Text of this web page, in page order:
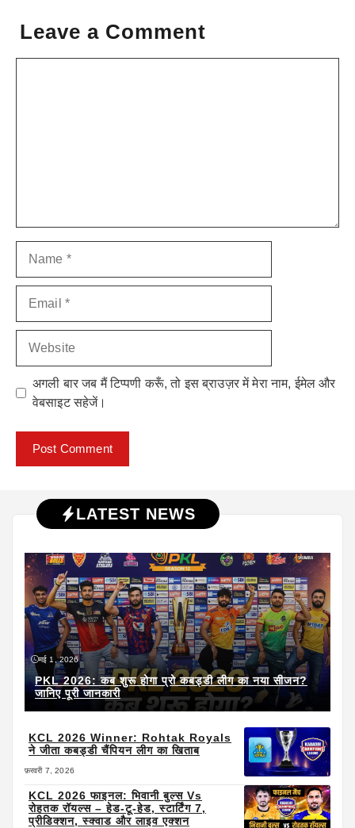
Leave a Comment
अगली बार जब मैं टिप्पणी करूँ, तो इस ब्राउज़र में मेरा नाम, ईमेल और
वेबसाइट सहेजें।
LATEST NEWS
मई 1, 2026
PKL 2026: कब शुरू होगा प्रो कबड्डी लीग का नया सीजन?
जानिए पूरी जानकारी
KCL 2026 Winner: Rohtak Royals
ने जीता कबड्डी चैंपियन लीग का खिताब
फ़रवरी 7, 2026
KCL 2026 फाइनल: भिवानी बुल्स Vs
रोहतक रॉयल्स – हेड-टू-हेड, स्टार्टिंग 7,
प्रीडिक्शन, स्क्वाड और लाइव एक्शन